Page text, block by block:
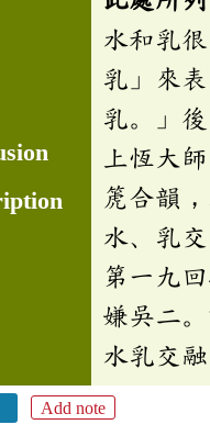
水和乳
乳」來
乳。」
上恆大
箎合韻
水、乳
第一九
嫌吳二
水乳交
Add note